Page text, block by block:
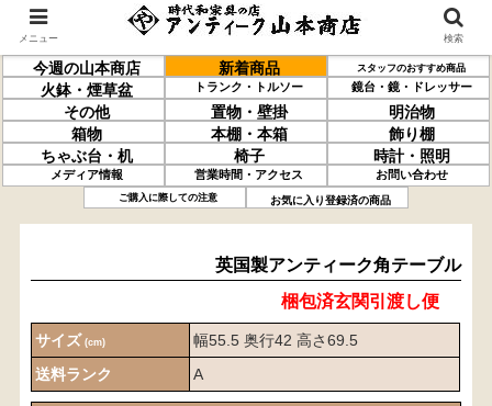
今週の山本商店 新着商品 スタッフのおすすめ商品
火鉢・煙草盆 トランク・トルソー 鏡台・鏡・ドレッサー
その他 置物・壁掛
明治物
箱物
本棚・本箱
飾り棚
ちゃぶ台・机
椅子 時計・照明
メディア情報 営業時間・アクセス お問い合わせ
ご購入に際しての注意 お気に入り登録済の商品
英国製アンティーク
英国製アンティーク角テーブル
梱包済玄関引渡し便
サイズ (cm)
幅55.5 奥行42 高さ69.5
送料ランク
A
メニュー 検索